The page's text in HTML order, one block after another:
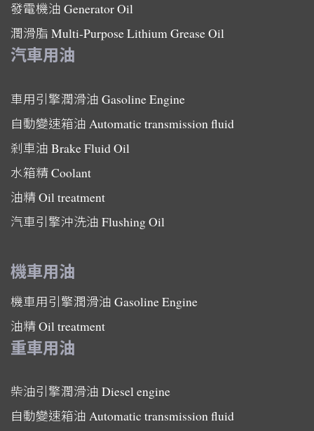
發電機油 Generator Oil
潤滑脂 Multi-Purpose Lithium Grease Oil
汽車用油
車用引擎潤滑油 Gasoline Engine
自動變速箱油 Automatic transmission fluid
剎車油 Brake Fluid Oil
水箱精Coolant
油精Oil treatment
汽車引擎沖洗油 Flushing Oil
機車用油
機車用引擎潤滑油 Gasoline Engine
油精Oil treatment
重車用油
柴油引擎潤滑油 Diesel engine
自動變速箱油 Automatic transmission fluid